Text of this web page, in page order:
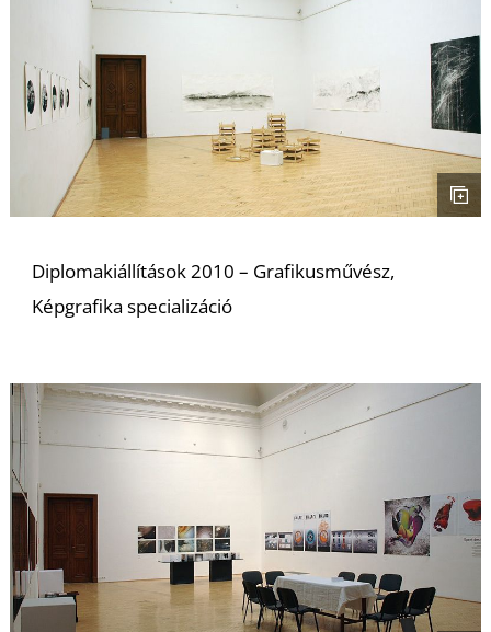
Diplomakiállítások 2010 – Grafikusművész,
Képgrafika specializáció